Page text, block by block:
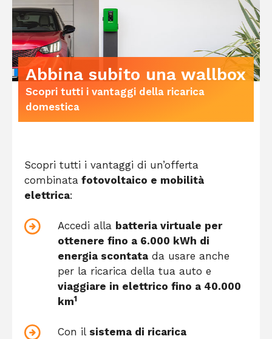
Abbina subito una wallbox
Scopri tutti i vantaggi della ricarica
domestica
Scopri tutti i vantaggi di un’offerta
combinata fotovoltaico e mobilità
elettrica:
Accedi alla batteria virtuale per
ottenere fino a 6.000 kWh di
energia scontata da usare anche
per la ricarica della tua auto e
viaggiare in elettrico fino a 40.000
km1
Con il sistema di ricarica